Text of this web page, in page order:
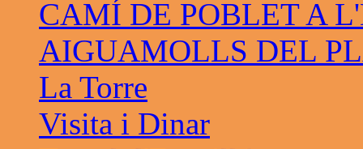
CAMÍ DE POBLET A
AIGUAMOLLS DEL
La Torre
Visita i Dinar